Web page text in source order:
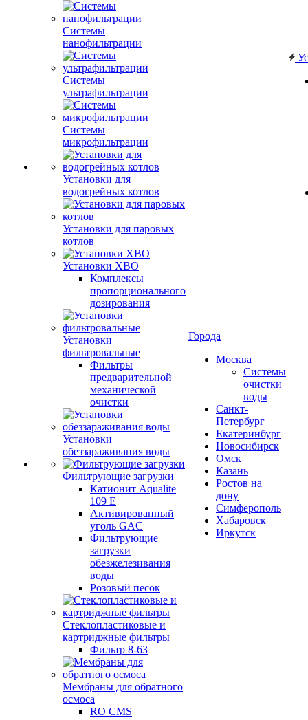
Системы
нанофильтрации
Системы
ультрафильтрации
Системы
микрофильтрации
Установки для
водогрейных котлов
Установки для паровых
котлов
Установки ХВО
Комплексы
пропорционального
дозирования
Установки
фильтровальные
Фильтры
предварительной
механической
очистки
Установки
обеззараживания воды
Фильтрующие загрузки
Катионит Aqualite
109 E
Активированный
уголь GAC
Фильтрующие
загрузки
обезжелезивания
воды
Розовый песок
Стеклопластиковые и
картриджные фильтры
Фильтр 8-63
Мембраны для обратного
осмоса
RO CMS
Города
Москва
Системы
очистки
воды
Санкт-
Петербург
Екатеринбург
Новосибирск
Омск
Казань
Ростов на
дону
Симферополь
Хабаровск
Иркутск